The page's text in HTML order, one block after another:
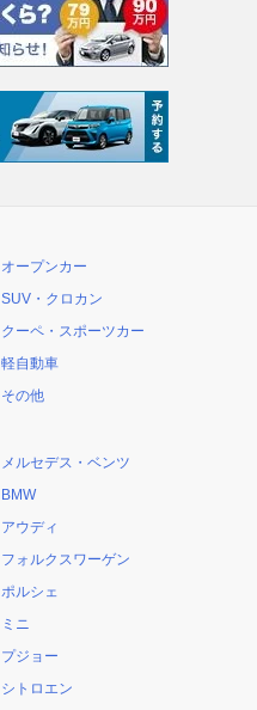
オープンカー
SUV・クロカン
クーペ・スポーツカー
軽自動車
その他
メルセデス・ベンツ
BMW
アウディ
フォルクスワーゲン
ポルシェ
ミニ
プジョー
シトロエン